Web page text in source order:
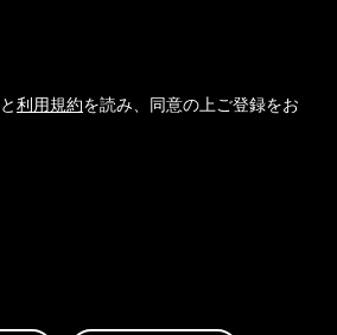
と利用規約を読み、同意の上ご登録をお